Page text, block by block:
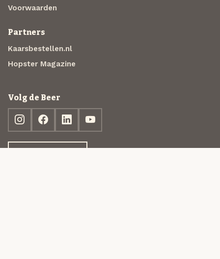
Voorwaarden
Partners
Kaarsbestellen.nl
Hopster Magazine
Volg de Beer